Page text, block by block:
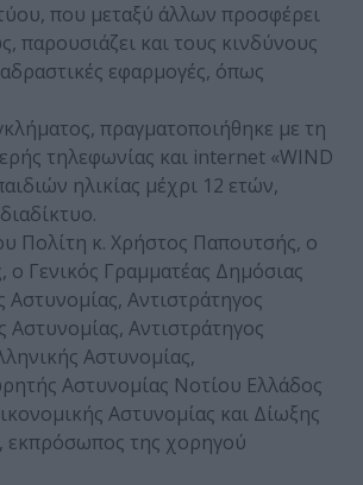
που μεταξύ άλλων προσφέρει
παρουσιάζει και τους κινδύνους
εφαρμογές, όπως
πραγματοποιήθηκε με τη
τηλεφωνίας και internet «WIND
ηλικίας μέχρι 12 ετών,
Πολίτη κ. Χρήστος Παπουτσής, ο
Γενικός Γραμματέας Δημόσιας
Αντιστράτηγος
Αντιστράτηγος
Αστυνομίας,
Αστυνομίας Νοτίου Ελλάδος
Αστυνομίας και Δίωξης
εκπρόσωπος της χορηγού